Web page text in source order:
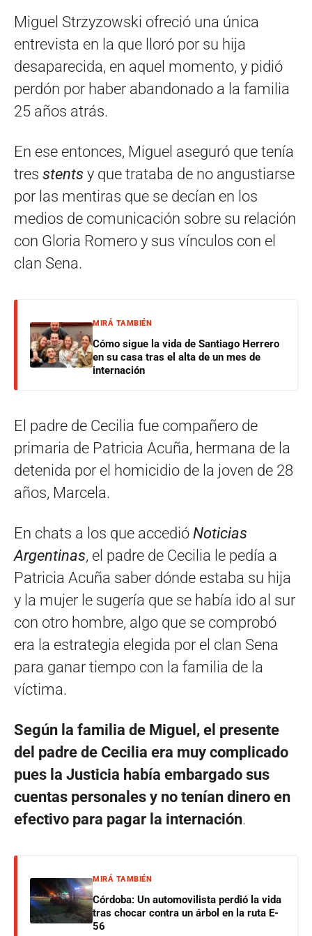
Miguel Strzyzowski ofreció una única
entrevista en la que lloró por su hija
desaparecida, en aquel momento, y pidió
perdón por haber abandonado a la familia
25 años atrás.
En ese entonces, Miguel aseguró que tenía
tres stents y que trataba de no angustiarse
por las mentiras que se decían en los
medios de comunicación sobre su relación
con Gloria Romero y sus vínculos con el
clan Sena.
MIRÁ TAMBIÉN
Cómo sigue la vida de Santiago Herrero
en su casa tras el alta de un mes de
internación
El padre de Cecilia fue compañero de
primaria de Patricia Acuña, hermana de la
detenida por el homicidio de la joven de 28
años, Marcela.
En chats a los que accedió Noticias
Argentinas, el padre de Cecilia le pedía a
Patricia Acuña saber dónde estaba su hija
y la mujer le sugería que se había ido al sur
con otro hombre, algo que se comprobó
era la estrategia elegida por el clan Sena
para ganar tiempo con la familia de la
víctima.
Según la familia de Miguel, el presente
del padre de Cecilia era muy complicado
pues la Justicia había embargado sus
cuentas personales y no tenían dinero en
efectivo para pagar la internación.
MIRÁ TAMBIÉN
Córdoba: Un automovilista perdió la vida
tras chocar contra un árbol en la ruta E-
56